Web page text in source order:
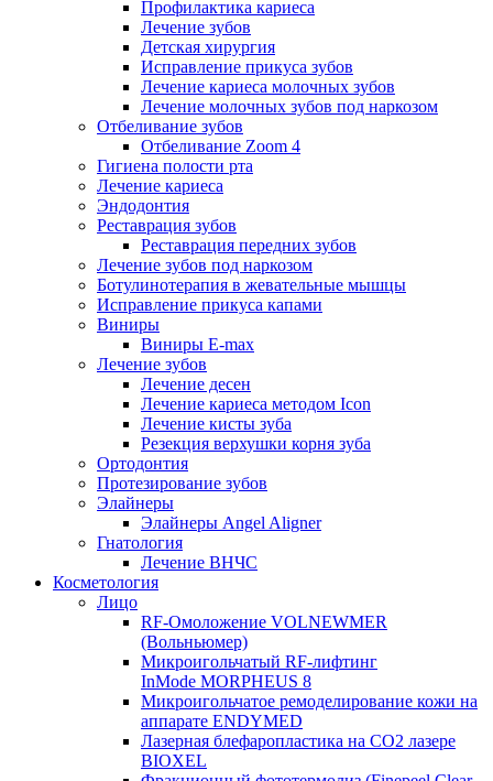
Профилактика кариеса
Лечение зубов
Детская хирургия
Исправление прикуса зубов
Лечение кариеса молочных зубов
Лечение молочных зубов под наркозом
Отбеливание зубов
Отбеливание Zoom 4
Гигиена полости рта
Лечение кариеса
Эндодонтия
Реставрация зубов
Реставрация передних зубов
Лечение зубов под наркозом
Ботулинотерапия в жевательные мышцы
Исправление прикуса капами
Виниры
Виниры E-max
Лечение зубов
Лечение десен
Лечение кариеса методом Icon
Лечение кисты зуба
Резекция верхушки корня зуба
Ортодонтия
Протезирование зубов
Элайнеры
Элайнеры Angel Aligner
Гнатология
Лечение ВНЧС
Косметология
Лицо
RF-Омоложение VOLNEWMER
(Вольньюмер)
Микроигольчатый RF-лифтинг
InMode MORPHEUS 8
Микроигольчатое ремоделирование кожи на
аппарате ENDYMED
Лазерная блефаропластика на CO2 лазере
BIOXEL